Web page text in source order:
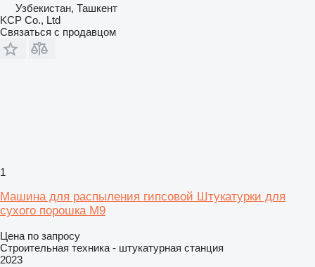
Узбекистан, Ташкент
KCP Co., Ltd
Связаться с продавцом
1
Машина для распыления гипсовой Штукатурки для
сухого порошка M9
Цена по запросу
Строительная техника - штукатурная станция
2023